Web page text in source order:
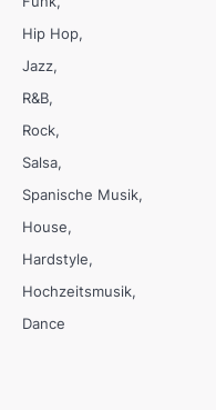
Hip Hop
Jazz
R&B
Rock
Salsa
Spanische Musik
House
Hardstyle
Hochzeitsmusik
Dance